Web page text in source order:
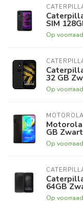
SIM
Op voorraad
32 GB
Op voorraad
MOTOROLA
GB Zwart
Op voorraad
64GB
Op voorraad